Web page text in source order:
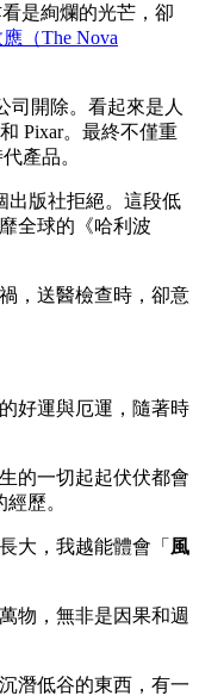
是絢爛的光芒，卻
（The Nova
司開除。看起來是人
Pixar。最終不僅重
產品。
出版社拒絕。這段低
全球的《哈利波
，送醫檢查時，卻意
好運與厄運，隨著時
的一切起起伏伏都會
歷。
大，我越能體會「 風
物，無非是因果和週
潛低谷的東西，有一